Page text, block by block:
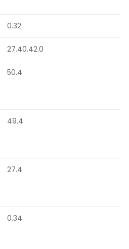
0.32
27.40.42.0
50.4
49.4
27.4
0.34